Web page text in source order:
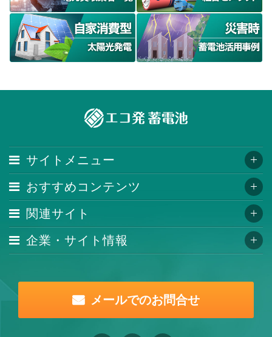
サイトメニュー
おすすめコンテンツ
関連サイト
企業・サイト情報
メールでのお問合せ